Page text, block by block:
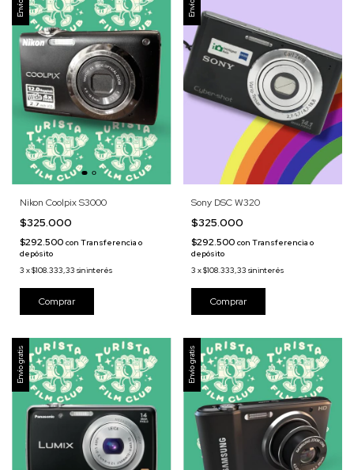
Nikon Coolpix S3000
$325.000
$292.500 con Transferencia o
depósito
3 x$108.333,33 sin interés
Sony DSC W320
$325.000
$292.500 con Transferencia o
depósito
3 x$108.333,33 sin interés
Envío gratis Envío gratis